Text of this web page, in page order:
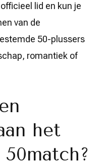
lid en kun je
van de
50-plussers
romantiek of
het